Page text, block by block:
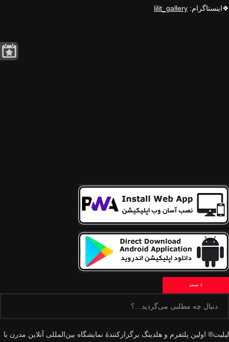
❖اینستاگرام: lilit_gallery
جستجو
لیلیت® اولین پلتفرم و هلدینگ برگزارکنندهٔ نمایشگاه بین‌المللی آنلاین مدرن با